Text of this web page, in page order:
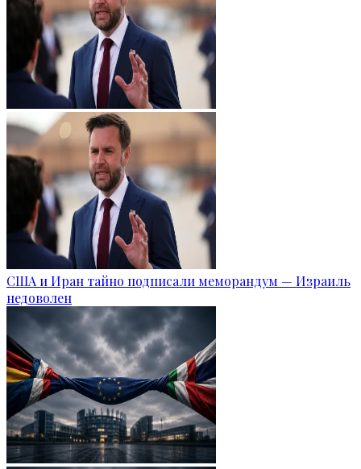
США и Иран тайно подписали меморандум — Израиль
недоволен